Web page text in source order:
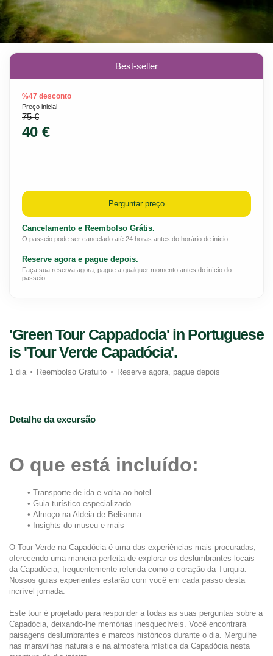
'Green Tour Cappadocia' in Portuguese
is 'Tour Verde Capadócia'.
1 dia Reembolso Gratuito Reserve agora, pague depois
Detalhe da excursão
O que está incluído:
Transporte de ida e volta ao hotel
Guia turístico especializado
Almoço na Aldeia de Belisırma
Insights do museu e mais
O Tour Verde na Capadócia é uma das experiências mais procuradas,
oferecendo uma maneira perfeita de explorar os deslumbrantes locais
da Capadócia, frequentemente referida como o coração da Turquia.
Nossos guias experientes estarão com você em cada passo desta
incrível jornada.
Este tour é projetado para responder a todas as suas perguntas sobre a
Capadócia, deixando-lhe memórias inesquecíveis. Você encontrará
paisagens deslumbrantes e marcos históricos durante o dia. Mergulhe
nas maravilhas naturais e na atmosfera mística da Capadócia nesta
Best-seller
%47 desconto
Preço inicial
75 €
40 €
Perguntar preço
Cancelamento e Reembolso Grátis.
O passeio pode ser cancelado até 24 horas antes do horário de início.
Reserve agora e pague depois.
Faça sua reserva agora, pague a qualquer momento antes do início do
passeio.